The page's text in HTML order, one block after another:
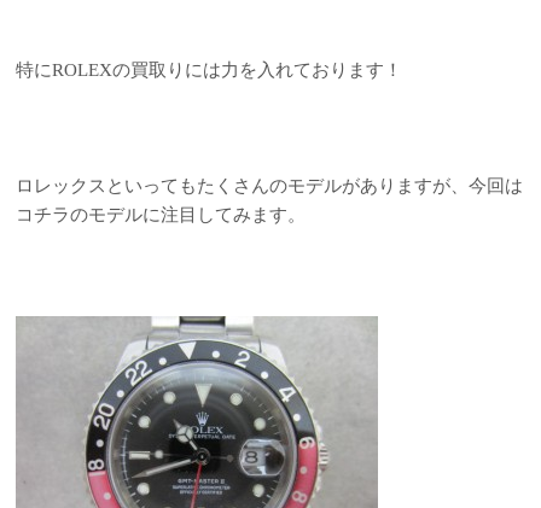
特にROLEXの買取りには力を入れております！
ロレックスといってもたくさんのモデルがありますが、今回は
コチラのモデルに注目してみます。